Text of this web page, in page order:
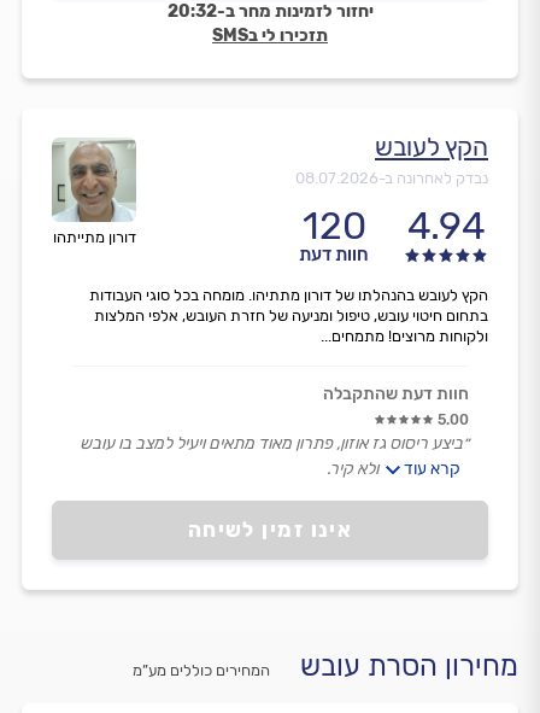
יחזור לזמינות מחר ב-20:32
תזכירו לי בSMS
דורון מתייתהו
הקץ לעובש
נבדק לאחרונה ב-08.07.2026
4.94
120
חוות דעת
אינו זמין לשיחה
הקץ לעובש בהנהלתו של דורון מתתיהו. מומחה בכל סוגי העבודות
בתחום חיטוי עובש, טיפול ומניעה של חזרת העובש, אלפי המלצות
ולקוחות מרוצים! מתמחים...
חוות דעת שהתקבלה
5.00
״ביצע ריסוס גז אוזון, פתרון מאוד מתאים ויעיל למצב בו עובש
מגיע מהאוויר ולא קיר.
קרא עוד
מחירון הסרת עובש המחירים כוללים מע”מ